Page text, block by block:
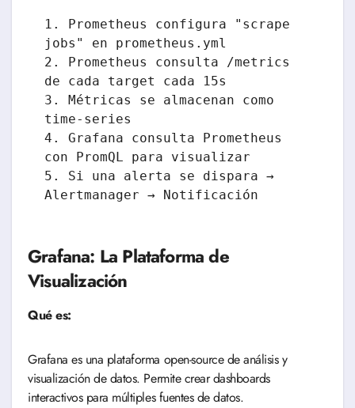
1. Prometheus configura "scrape
jobs" en prometheus.yml
2. Prometheus consulta /metrics
de cada target cada 15s
3. Métricas se almacenan como
time-series
4. Grafana consulta Prometheus
con PromQL para visualizar
5. Si una alerta se dispara →
Alertmanager → Notificación
Grafana: La Plataforma de
Visualización
Qué es:
Grafana es una plataforma open-source de análisis y
visualización de datos. Permite crear dashboards
interactivos para múltiples fuentes de datos.